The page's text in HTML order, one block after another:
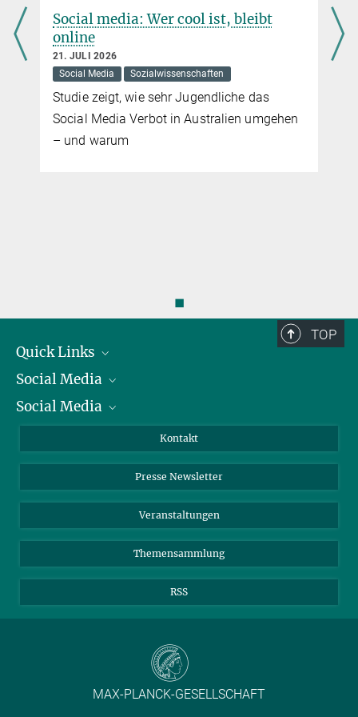
und was sie für den digitalen Datenschutz bedeutet.
Was sind KI-Agenten und sind sie
gefährlich?
20. JULI 2026
Künstliche Intelligenz
Autonome KI-Agenten bieten enormen
Nutzen, bergen aber auch große Risiken.
Das Video zeigt, wie diese Systeme
◼
TOP
Quick Links
Präsident
Zahlen und Fakten
Meldestelle Fehlverhalten
Social Media
Bluesky
TikTok
Social Media
Instagram
YouTube
Kontakt
Presse Newsletter
Veranstaltungen
Themensammlung
RSS
MAX-PLANCK-GESELLSCHAFT